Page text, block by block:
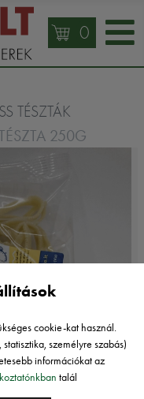
0
TÉSZTÁK
250G
cookie-kat használ.
személyre szabás)
információkat az
talál